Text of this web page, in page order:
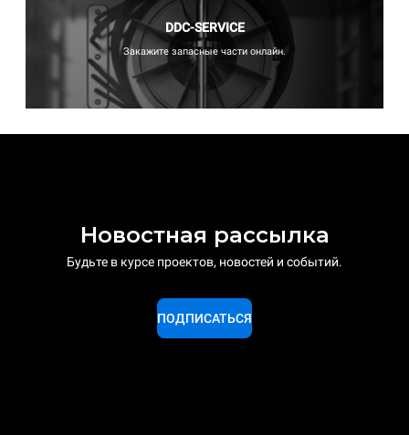
DDC-SERVICE
Закажите запасные части онлайн.
Новостная рассылка
Будьте в курсе проектов, новостей и событий.
ПОДПИСАТЬСЯ